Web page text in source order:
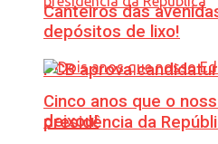
PCB aprova
presidência da
Canteiros das
depósitos de lixo!
Cinco anos que o
deixou!